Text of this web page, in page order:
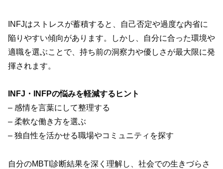
INFJはストレスが蓄積すると、自己否定や過度な内省に
陥りやすい傾向があります。しかし、自分に合った環境や
適職を選ぶことで、持ち前の洞察力や優しさが最大限に発
揮されます。
INFJ・INFPの悩みを軽減するヒント
– 感情を言葉にして整理する
– 柔軟な働き方を選ぶ
– 独自性を活かせる職場やコミュニティを探す
自分のMBTI診断結果を深く理解し、社会での生きづらさ